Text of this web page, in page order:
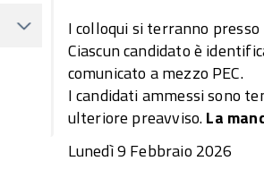
I colloqui si terranno presso
Ciascun candidato è
comunicato a mezzo PEC.
I candidati ammessi sono
ulteriore preavviso.La
Lunedì 9 Febbraio 2026